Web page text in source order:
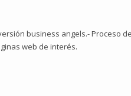
business angels.- Proceso
web de interés.